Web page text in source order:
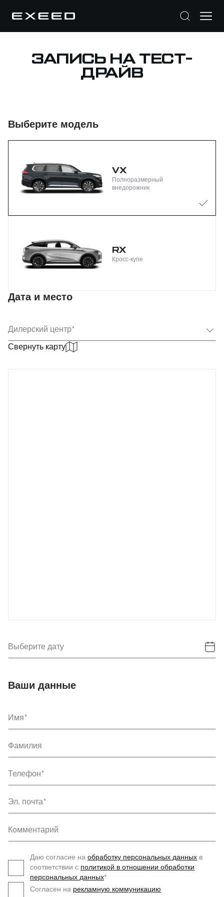
ЗАПИСЬ НА ТЕСТ-
ДРАЙВ
Выберите модель
VX
Полноразмерный
внедорожник
RX
Кросс-купе
Дата и место
Дилерский центр
Выберите
Свернуть карту
Выберите дату
Ваши данные
Имя
Фамилия
Телефон
Эл. почта
Комментарий
Даю согласие на обработку персональных данных в
соответствии с политикой в отношении обработки
персональных данных*
Согласен на рекламную коммуникацию